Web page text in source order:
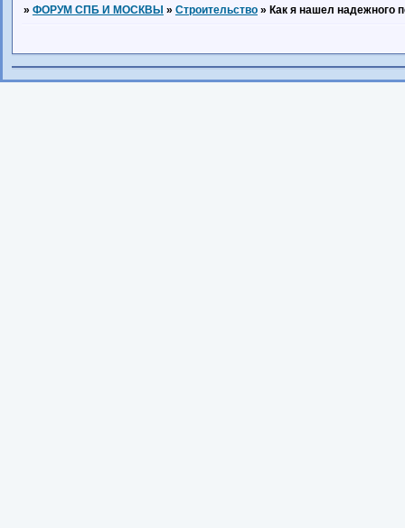
» ФОРУМ СПБ И МОСКВЫ » Строительство » Как я нашел надежного